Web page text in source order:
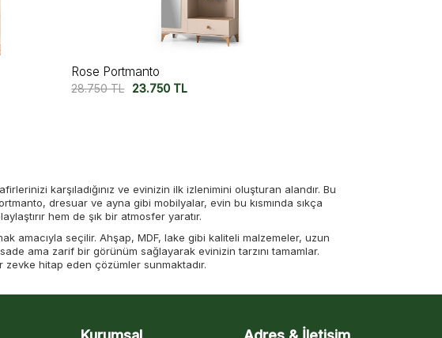
Rose Portmanto
28.750TL 23.750 TL
karşıladığınız ve evinizin ilk izlenimini oluşturan alandır. Bu
, dresuarve ayna gibi mobilyalar, evin bu kısmında sıkça
hem de şık bir atmosfer yaratır.
amacıyla seçilir. Ahşap, MDF, lake gibi kaliteli malzemeler, uzun
ama zarif bir görünüm sağlayarak evinizin tarzını tamamlar.
hitap eden çözümler sunmaktadır.